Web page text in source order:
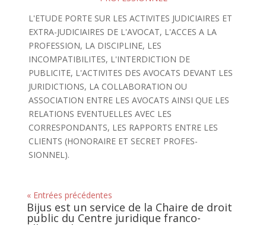
L'ETUDE PORTE SUR LES ACTIVITES JUDICIAIRES ET
EXTRA-JUDICIAIRES DE L'AVOCAT, L'ACCES A LA
PROFESSION, LA DISCIPLINE, LES
INCOMPATIBILITES, L'INTERDICTION DE
PUBLICITE, L'ACTIVITES DES AVOCATS DEVANT LES
JURIDICTIONS, LA COLLABORATION OU
ASSOCIATION ENTRE LES AVOCATS AINSI QUE LES
RELATIONS EVENTUELLES AVEC LES
CORRESPONDANTS, LES RAPPORTS ENTRE LES
CLIENTS (HONORAIRE ET SECRET PROFES-
SIONNEL).
« Entrées précédentes
Bijus est un service de la Chaire de droit
public du Centre juridique franco-